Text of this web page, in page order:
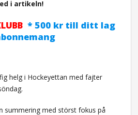
i artikeln!
* 500 kr till ditt lag
helg i Hockeyettan med fajter
summering med störst fokus på